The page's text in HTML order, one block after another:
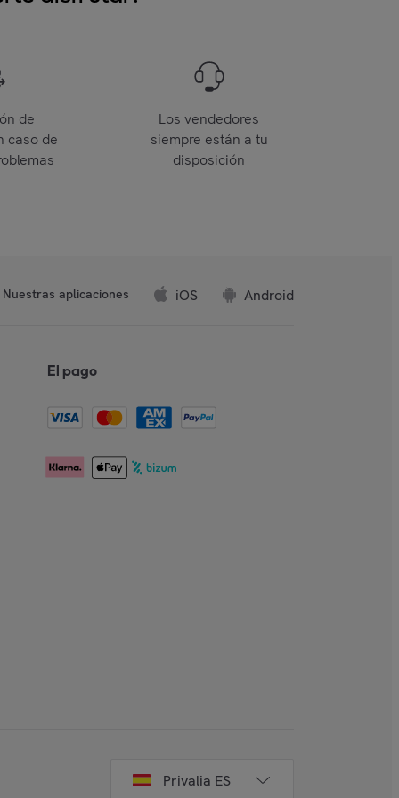
de
caso de
Los vendedores
siempre están a tu
disposición
Nuestras aplicaciones iOS Android
El pago
Privalia ES